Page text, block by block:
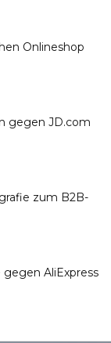
Onlineshop
gegen JD.com
zum B2B-
AliExpress